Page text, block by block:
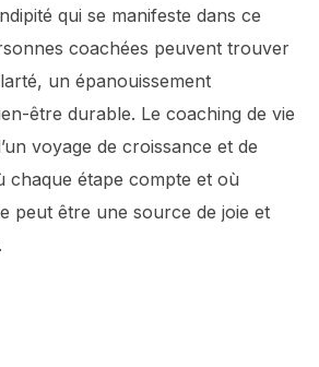
qui se manifeste dans ce
coachées peuvent trouver
un épanouissement
être durable. Le coaching de vie
voyage de croissance et de
chaque étape compte et où
peut être une source de joie et